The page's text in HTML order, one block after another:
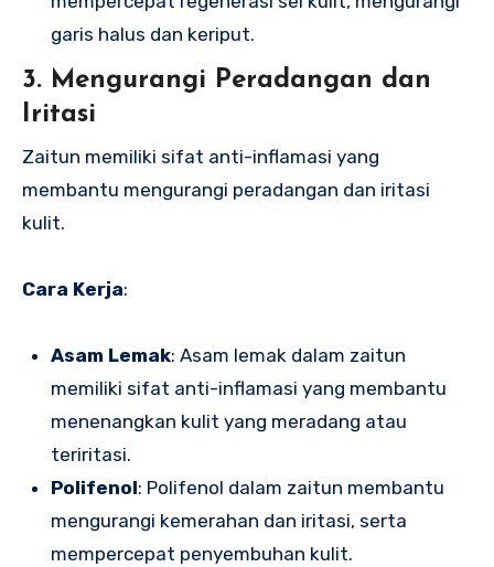
garis halus dan keriput.
3. Mengurangi Peradangan dan
Iritasi
Zaitun memiliki sifat anti-inflamasi yang
membantu mengurangi peradangan dan iritasi
kulit.
Cara Kerja:
Asam Lemak: Asam lemak dalam zaitun
memiliki sifat anti-inflamasi yang membantu
menenangkan kulit yang meradang atau
teriritasi.
Polifenol: Polifenol dalam zaitun membantu
mengurangi kemerahan dan iritasi, serta
mempercepat penyembuhan kulit.